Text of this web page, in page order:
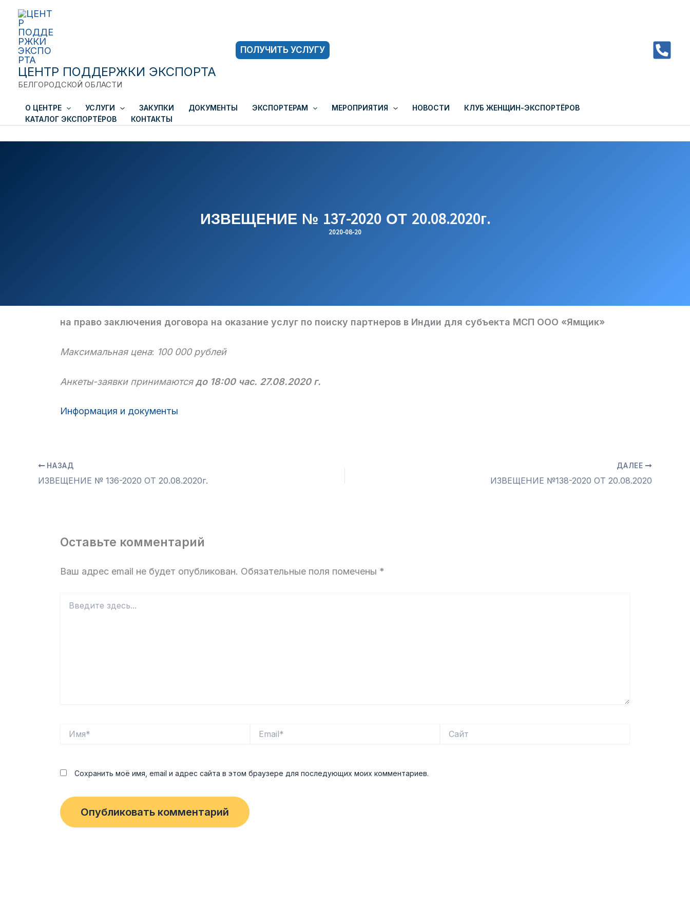
Перейти
содержимому
ЦЕНТР ПОДДЕРЖКИ ЭКСПОРТА
БЕЛГОРОДСКОЙ ОБЛАСТИ
ПОЛУЧИТЬ УСЛУГУ
О ЦЕНТРЕ УСЛУГИ ЗАКУПКИ ДОКУМЕНТЫ ЭКСПОРТЕРАМ МЕРОПРИЯТИЯ НОВОСТИ
КЛУБ ЖЕНЩИН-ЭКСПОРТЁРОВ
КАТАЛОГ ЭКСПОРТЁРОВ
КОНТАКТЫ
ИЗВЕЩЕНИЕ № 137-2020 ОТ 20.08.2020г.
2020-08-20
на право заключения договора на оказание услуг по поиску партнеров в Индии для субъекта МСП ООО «Ямщик»
Максимальная цена: 100 000 рублей
Анкеты-заявки принимаютсядо 18:00 час. 27.08.2020 г.
Информация и документы
НАЗАД
ИЗВЕЩЕНИЕ № 136-2020 ОТ 20.08.2020г.
ДАЛЕЕ
ИЗВЕЩЕНИЕ №138-2020 ОТ 20.08.2020
Оставьте комментарий
Ваш адрес email не будет опубликован. Обязательные поля помечены *
здесь...
Сохранить моё имя, email и адрес сайта в этом браузере для последующих моих комментариев.